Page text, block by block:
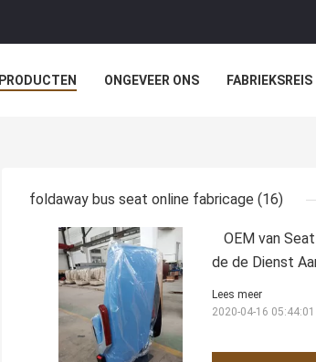
PRODUCTEN ONGEVEER ONS FABRIEKSREIS
foldaway bus seat online fabricage (16)
OEM van
de de Dienst
Lees meer
2020-04-16 05:44:01